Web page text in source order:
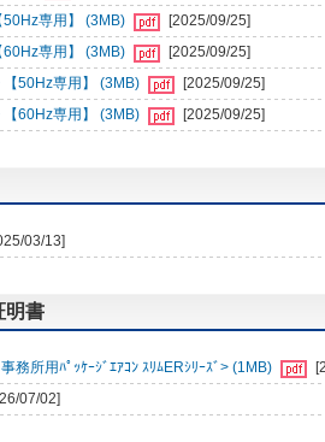
専用】 (3MB)
[2025/09/25]
専用】 (3MB)
[2025/09/25]
50Hz専用】 (3MB)
[2025/09/25]
60Hz専用】 (3MB)
[2025/09/25]
03/13]
明書
務所用ﾊﾟｯｹｰｼﾞｴｱｺﾝ ｽﾘﾑERｼﾘｰｽﾞ> (1MB)
07/02]